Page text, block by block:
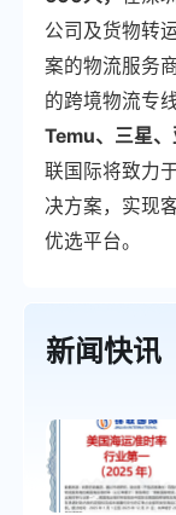
公司及货物转
案的物流服务
的跨境物流专
Temu、三星
联国际将致力
决方案，实现
优选平台。
新闻快讯